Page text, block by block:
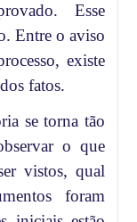
Esse
Entre o aviso
existe
fatos.
se torna tão
o que
vistos, qual
foram